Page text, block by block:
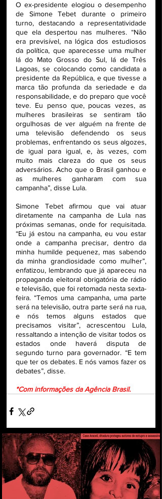
O ex-presidente elogiou o desempenho
de Simone Tebet durante o primeiro
turno, destacando a representatividade
que ela despertou nas mulheres. “Não
era previsível, na lógica dos estudiosos
da política, que aparecesse uma mulher
lá do Mato Grosso do Sul, lá de Três
Lagoas, se colocando como candidata a
presidente da República, e que tivesse a
marca tão profunda da seriedade e da
responsabilidade, e do preparo que você
teve. Eu penso que, poucas vezes, as
mulheres brasileiras se sentiram tão
orgulhosas de ver alguém na frente de
uma televisão defendendo os seus
problemas, enfrentando os seus algozes,
de igual para igual, e, às vezes, com
muito mais clareza do que os seus
adversários. Acho que o Brasil ganhou e
as mulheres ganharam com sua
campanha”, disse Lula.
Simone Tebet afirmou que vai atuar
diretamente na campanha de Lula nas
próximas semanas, onde for requisitada.
“Eu já estou na campanha, eu vou estar
onde a campanha precisar, dentro da
minha humilde pequenez, mas sabendo
da minha grandiosidade como mulher”,
enfatizou, lembrando que já apareceu na
propaganda eleitoral obrigatória de rádio
e televisão, que foi retomada nesta sexta-
feira. “Temos uma campanha, uma parte
será na televisão, outra parte será na rua,
e nós temos alguns estados que
precisamos visitar”, acrescentou Lula,
ressaltando a intenção de visitar todos os
estados onde haverá disputa de
segundo turno para governador. “E tem
que ter os debates. E nós vamos fazer os
debates”, disse.
*Com informações da Agência Brasil.